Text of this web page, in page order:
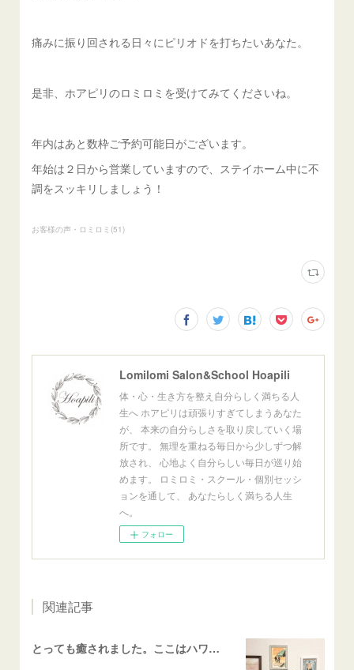
痛みに振り回される日々にピリオドを打ちたいあなた。
是非、ホアピリのロミロミを受けてみてくださいね。
年内はあと数枠ご予約可能日がございます。
年始は２日から営業していますので、ステイホーム中に不
調をスッキリしましょう！
お客様の声・ロミロミ (51)
Lomilomi Salon&School Hoapili
体・心・生き方を整え自分らしく満ちる人
生へ ホアピリは頑張りすぎてしまうあなた
が、 本来の自分らしさを取り戻していく場
所です。 無理を重ねる毎日から少しずつ解
放され、 心地よく自分らしい毎日が巡り始
めます。 ロミロミ・スクール・個別セッシ
ョンを通して、 あなたらしく満ちる人生
へ。
フォロー
関連記事
とっても癒されました。ここはハワイかな？と思いました